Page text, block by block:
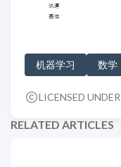
机器学习 数学
LICENSED
RELATED ARTICLES